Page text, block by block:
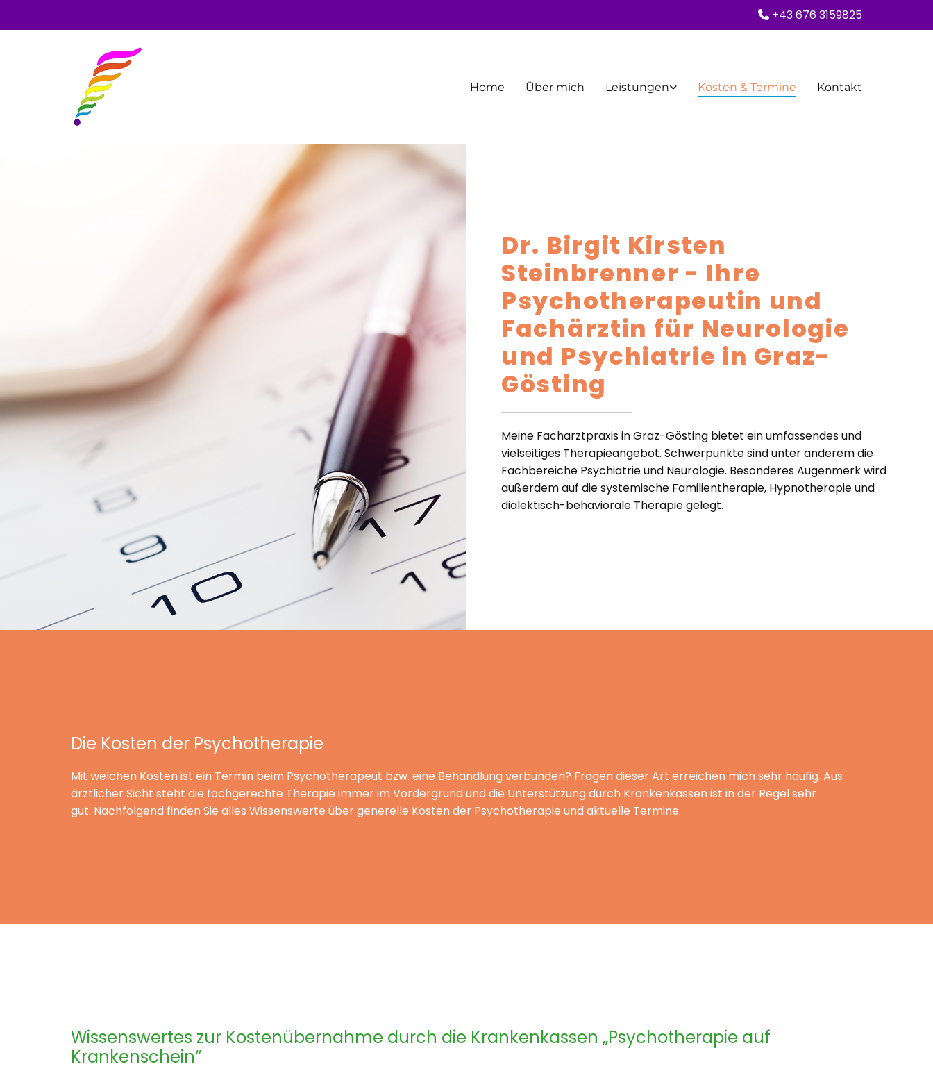
 +43 676 3159825
Home Über mich Leistungen Kosten & Termine Kontakt
Dr. Birgit Kirsten
Steinbrenner - Ihre
Psychotherapeutin und
Fachärztin für Neurologie
und Psychiatrie in Graz-
Gösting
Meine Facharztpraxis in Graz-Gösting bietet ein umfassendes und
vielseitiges Therapieangebot. Schwerpunkte sind unter anderem die
Fachbereiche Psychiatrie und Neurologie. Besonderes Augenmerk wird
außerdem auf die systemische Familientherapie, Hypnotherapie und
dialektisch-behaviorale Therapie gelegt.
Die Kosten der Psychotherapie
Mit welchen Kosten ist ein Termin beim Psychotherapeut bzw. eine Behandlung verbunden? Fragen dieser Art erreichen mich sehr häufig. Aus
ärztlicher Sicht steht die fachgerechte Therapie immer im Vordergrund und die Unterstützung durch Krankenkassen ist in der Regel sehr
gut. Nachfolgend finden Sie alles Wissenswerte über generelle Kosten der Psychotherapie und aktuelle Termine.
Wissenswertes zur Kostenübernahme durch die Krankenkassen „Psychotherapie auf
Krankenschein“